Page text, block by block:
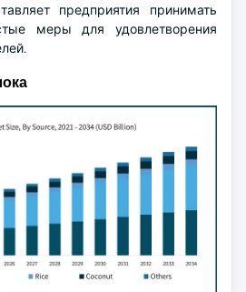
предприятия принимать
меры для удовлетворения